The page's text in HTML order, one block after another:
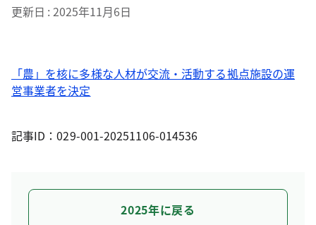
更新日 2025年11月6日
「農」を核に多様な人材が交流・活動する拠点施設の運
営事業者を決定
記事ID：029-001-20251106-014536
2025年に戻る